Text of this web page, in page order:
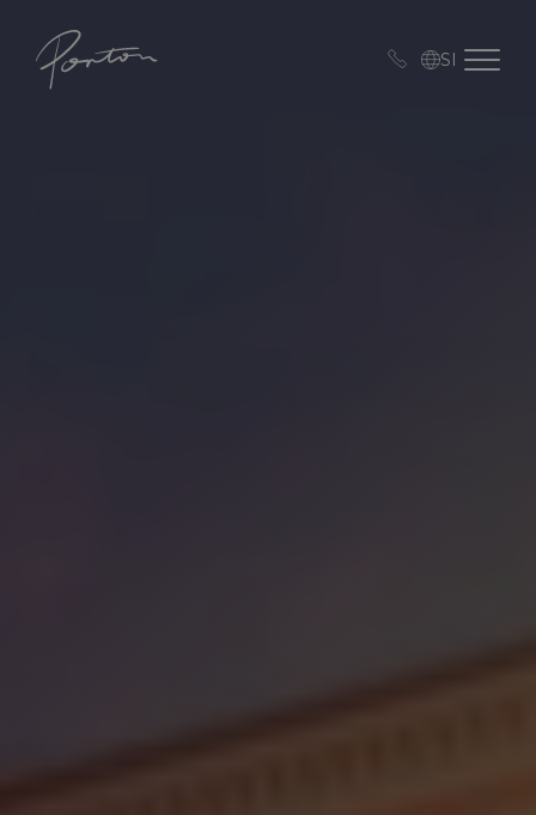
Porton
SI Open